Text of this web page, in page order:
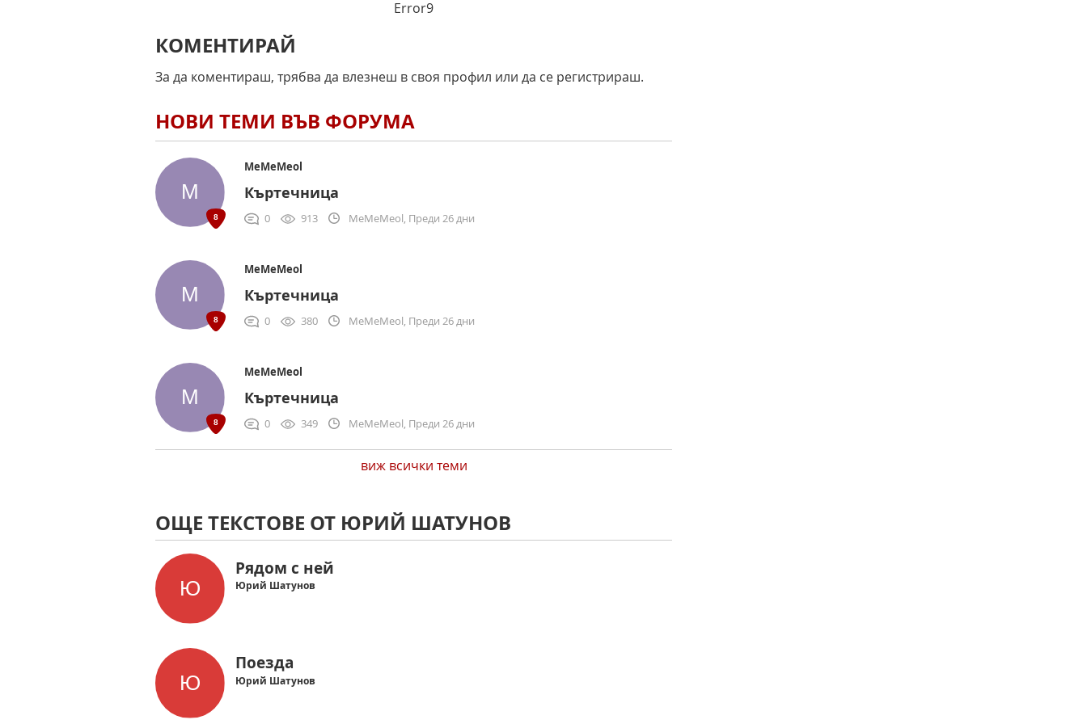
Error9
КОМЕНТИРАЙ
За да коментираш, трябва да влезнеш в своя профил или да се регистрираш.
НОВИ ТЕМИ ВЪВ ФОРУМА
MeMeMeol
Къртечница
0 913 MeMeMeol, Преди 26 дни
MeMeMeol
Къртечница
0 380 MeMeMeol, Преди 26 дни
MeMeMeol
Къртечница
0 349 MeMeMeol, Преди 26 дни
виж всички теми
ОЩЕ ТЕКСТОВЕ ОТ ЮРИЙ ШАТУНОВ
Рядом с ней
Юрий Шатунов
Поезда
Юрий Шатунов